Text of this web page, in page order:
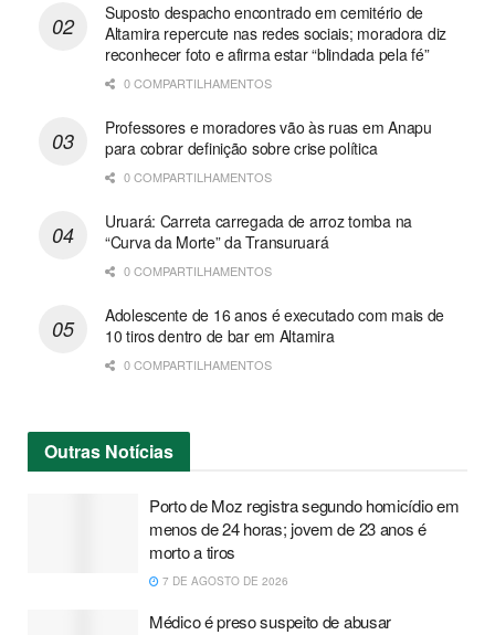
Suposto despacho encontrado em cemitério de
Altamira repercute nas redes sociais; moradora diz
reconhecer foto e afirma estar “blindada pela fé”
0 COMPARTILHAMENTOS
Professores e moradores vão às ruas em Anapu
para cobrar definição sobre crise política
0 COMPARTILHAMENTOS
Uruará: Carreta carregada de arroz tomba na
“Curva da Morte” da Transuruará
0 COMPARTILHAMENTOS
Adolescente de 16 anos é executado com mais de
10 tiros dentro de bar em Altamira
0 COMPARTILHAMENTOS
Outras Notícias
Porto de Moz registra segundo homicídio em
menos de 24 horas; jovem de 23 anos é
morto a tiros
7 DE AGOSTO DE 2026
Médico é preso suspeito de abusar